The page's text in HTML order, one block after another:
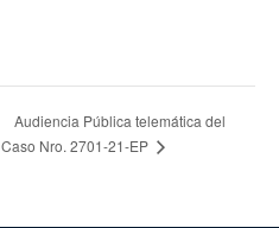
Audiencia Pública telemática del
Caso Nro. 2701-21-EP